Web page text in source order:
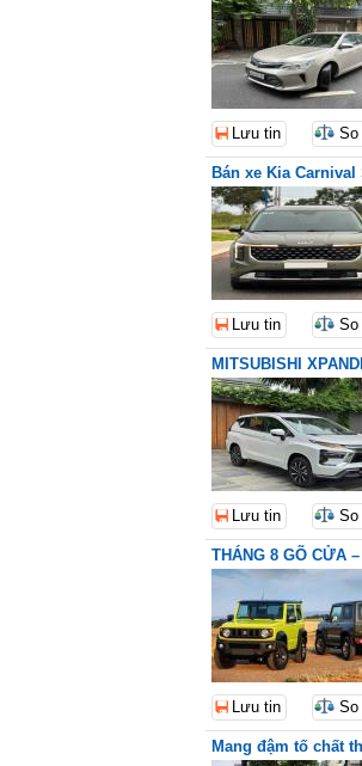
Lưu tin So
Bán xe Kia
Lưu tin So
MITSUBISHI
Lưu tin So
THÁNG 8 GÕ CỬA
Lưu tin So
Mang đậm tố chất